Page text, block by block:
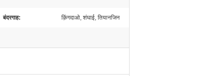
बंदरगाह: क़िंगदाओ, शंघाई, तियानजिन